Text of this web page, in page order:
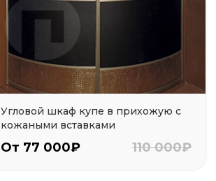
Угловой шкаф купе в прихожую с
кожаными вставками
От 77 000₽ 110 000₽